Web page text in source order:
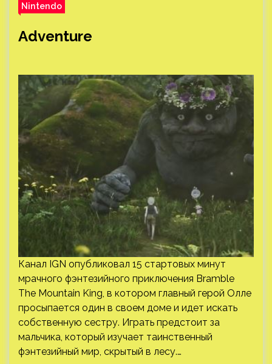
Nintendo
Adventure
Канал IGN опубликовал 15 стартовых минут
мрачного фэнтезийного приключения Bramble
The Mountain King, в котором главный герой Олле
просыпается один в своем доме и идет искать
собственную сестру. Играть предстоит за
мальчика, который изучает таинственный
фэнтезийный мир, скрытый в лесу.…